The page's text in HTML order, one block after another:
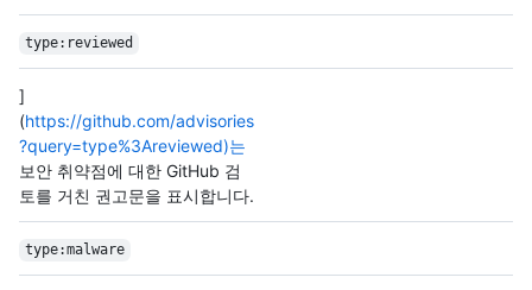
type:reviewed
]
(https://github.com/advisories
?query=type%3Areviewed)는
보안 취약점에 대한 GitHub 검
토를 거친 권고문을 표시합니다.
type:malware